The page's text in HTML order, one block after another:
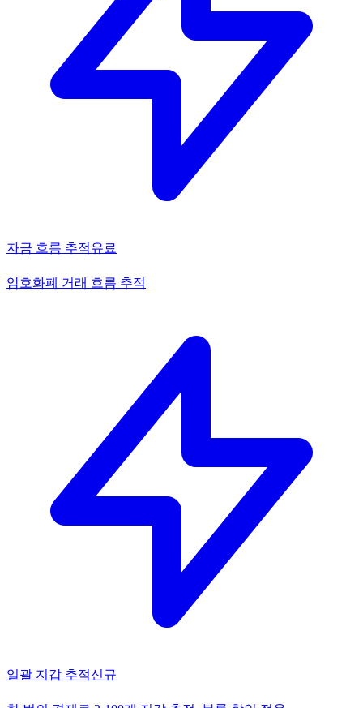
자금 흐름 추적유료
암호화폐 거래 흐름 추적
일괄 지갑 추적신규